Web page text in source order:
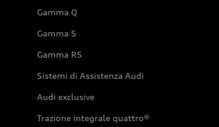
Gamma Q
Gamma S
Gamma RS
Sistemi di Assistenza Audi
Audi exclusive
Trazione integrale quattro®